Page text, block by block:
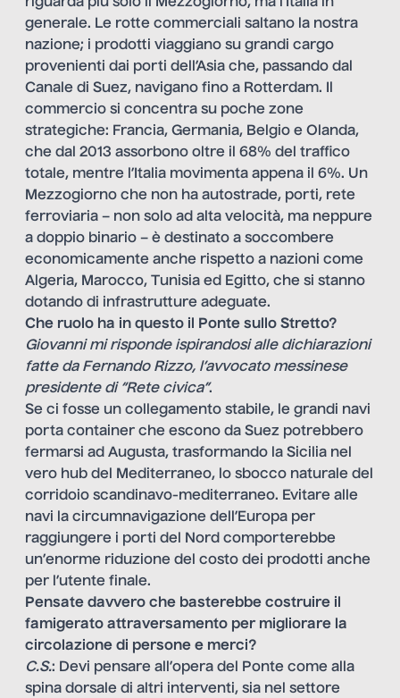
generale. Le rotte commerciali saltano la nostra
nazione; i prodotti viaggiano su grandi cargo
provenienti dai porti dell’Asia che, passando dal
Canale di Suez, navigano fino a Rotterdam. Il
commercio si concentra su poche zone
strategiche: Francia, Germania, Belgio e Olanda,
che dal 2013 assorbono oltre il 68% del traffico
totale, mentre l’Italia movimenta appena il 6%. Un
Mezzogiorno che non ha autostrade, porti, rete
ferroviaria – non solo ad alta velocità, ma neppure
a doppio binario – è destinato a soccombere
economicamente anche rispetto a nazioni come
Algeria, Marocco, Tunisia ed Egitto, che si stanno
dotando di infrastrutture adeguate.
Che ruolo ha in questo il Ponte sullo Stretto?
Giovanni mi risponde ispirandosi alle dichiarazioni
fatte da Fernando Rizzo, l’avvocato messinese
presidente di “Rete civica”.
Se ci fosse un collegamento stabile, le grandi navi
porta container che escono da Suez potrebbero
fermarsi ad Augusta, trasformando la Sicilia nel
vero hub del Mediterraneo, lo sbocco naturale del
corridoio scandinavo-mediterraneo. Evitare alle
navi la circumnavigazione dell’Europa per
raggiungere i porti del Nord comporterebbe
un’enorme riduzione del costo dei prodotti anche
per l’utente finale.
Pensate davvero che basterebbe costruire il
famigerato attraversamento per migliorare la
circolazione di persone e merci?
C.S.: Devi pensare all’opera del Ponte come alla
spina dorsale di altri interventi, sia nel settore